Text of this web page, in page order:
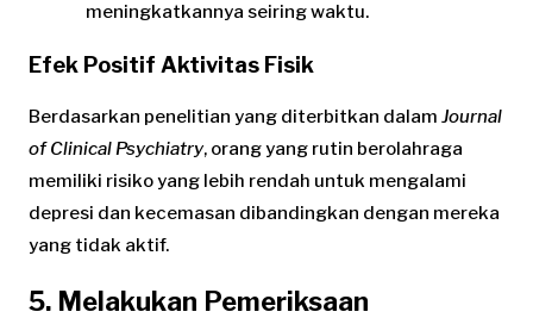
meningkatkannya seiring waktu.
Efek Positif Aktivitas Fisik
Berdasarkan penelitian yang diterbitkan dalam Journal
of Clinical Psychiatry, orang yang rutin berolahraga
memiliki risiko yang lebih rendah untuk mengalami
depresi dan kecemasan dibandingkan dengan mereka
yang tidak aktif.
5. Melakukan Pemeriksaan